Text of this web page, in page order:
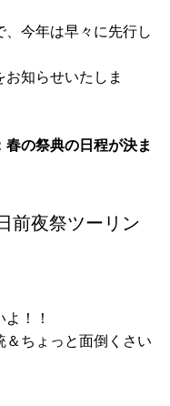
今年は早々に先行し
知らせいたしま
の祭典の日程が決ま
前夜祭ツーリン
！！
＆ちょっと面倒くさい